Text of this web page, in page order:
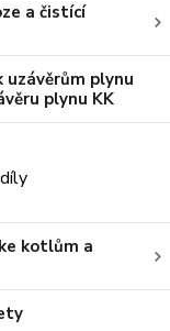
a čistící
uzávěrům plynu
plynu KK
kotlům a